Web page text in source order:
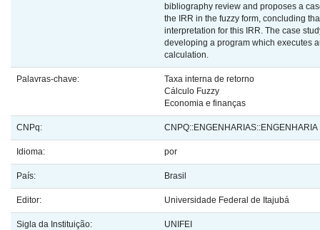
bibliography review and proposes a
the IRR in the fuzzy form, concluding
interpretation for this IRR. The case
developing a program which executes
calculation.
Palavras-chave:
Taxa interna de retorno
Cálculo Fuzzy
Economia e finanças
CNPq:
Idioma: por
País: Brasil
Editor: Universidade Federal de Itajubá
Sigla da Instituição: UNIFEI